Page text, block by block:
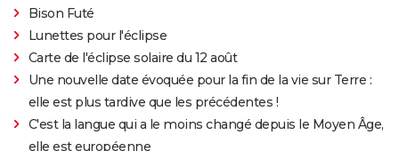
Bison Futé
Lunettes pour l'éclipse
Carte de l'éclipse solaire du 12 août
Une nouvelle date évoquée pour la fin de la vie sur Terre :
elle est plus tardive que les précédentes !
C'est la langue qui a le moins changé depuis le Moyen Âge,
elle est européenne